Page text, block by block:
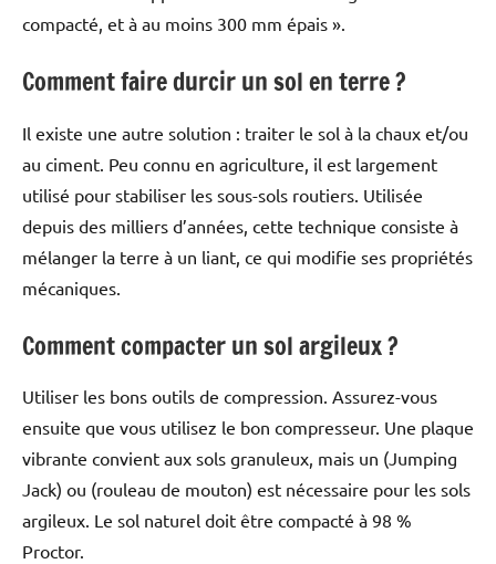
compacté, et à au moins 300 mm épais ».
Comment faire durcir un sol en terre ?
Il existe une autre solution : traiter le sol à la chaux et/ou
au ciment. Peu connu en agriculture, il est largement
utilisé pour stabiliser les sous-sols routiers. Utilisée
depuis des milliers d’années, cette technique consiste à
mélanger la terre à un liant, ce qui modifie ses propriétés
mécaniques.
Comment compacter un sol argileux ?
Utiliser les bons outils de compression. Assurez-vous
ensuite que vous utilisez le bon compresseur. Une plaque
vibrante convient aux sols granuleux, mais un (Jumping
Jack) ou (rouleau de mouton) est nécessaire pour les sols
argileux. Le sol naturel doit être compacté à 98 %
Proctor.